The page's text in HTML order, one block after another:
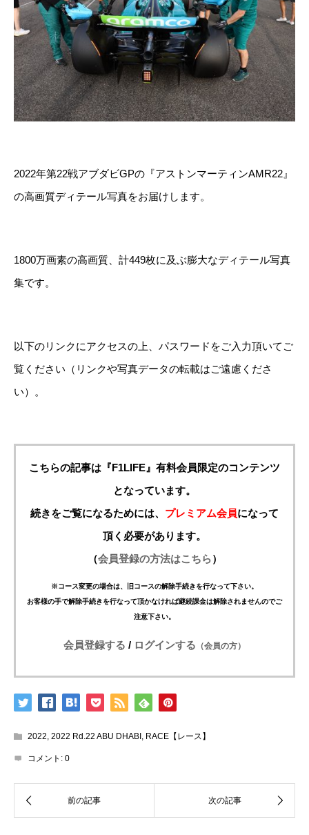
2022年第22戦アブダビGPの『アストンマーティンAMR22』
の高画質ディテール写真をお届けします。
1800万画素の高画質、計449枚に及ぶ膨大なディテール写真
集です。
以下のリンクにアクセスの上、パスワードをご入力頂いてご
覧ください（リンクや写真データの転載はご遠慮くださ
い）。
こちらの記事は『F1LIFE』有料会員限定のコンテンツ
となっています。
続きをご覧になるためには、 プレミアム会員になって
頂く必要があります。
（会員登録の方法はこちら）
※コース変更の場合は、旧コースの解除手続きを行なって下さい。
お客様の手で解除手続きを行なって頂かなければ継続課金は解除されませんのでご
注意下さい。
会員登録する / ログインする （会員の方）
2022, 2022 Rd.22 ABU DHABI , RACE【レース】
コメント: 0